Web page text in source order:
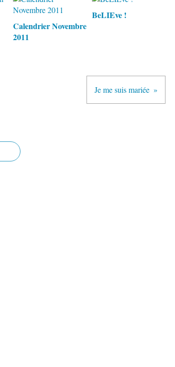
Calendrier Novembre
2011
BeLIEve !
Je me suis mariée